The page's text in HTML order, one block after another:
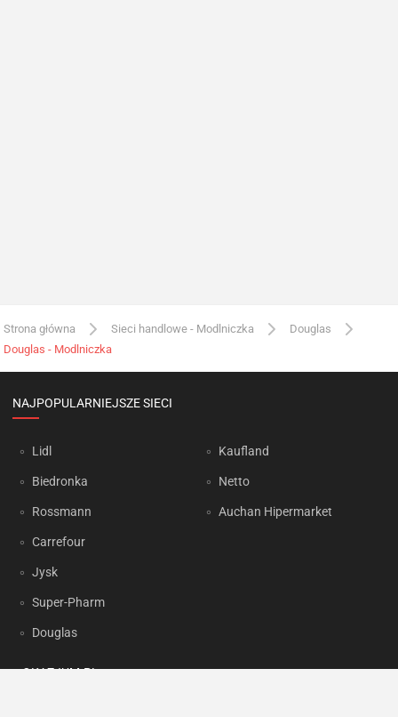
Strona główna Sieci handlowe - Modlniczka
Douglas
Douglas - Modlniczka
NAJPOPULARNIEJSZE SIECI
Lidl
Biedronka
Rossmann
Carrefour
Jysk
Super-Pharm
Douglas
Kaufland
Netto
Auchan Hipermarket
OKAZJUM.PL